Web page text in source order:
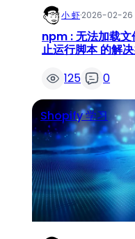
小 虾·2026-02-26
npm : 无法加载
止运行脚本 的解
125
0
Shopify 学习